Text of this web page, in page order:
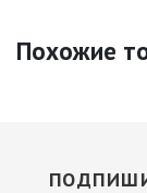
Похожие